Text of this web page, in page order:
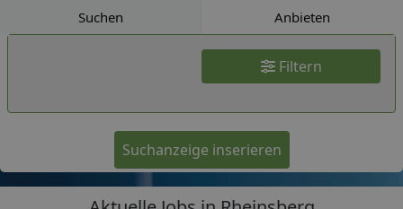
Suchen Anbieten
Filtern
Suchanzeige inserieren